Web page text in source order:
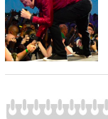
TOP 7 videoklipů
týdne: Thom
domácí archiv,
Annabelle